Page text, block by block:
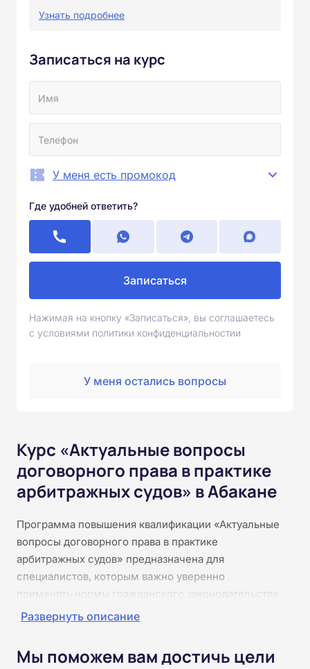
Узнать подробнее
Записаться на курс
У меня есть промокод
Где удобней ответить?
Записаться
Нажимая на кнопку «Записаться», вы соглашаетесь
с условиями политики конфиденциальностии
У меня остались вопросы
Курс «Актуальные вопросы
договорного права в практике
арбитражных судов» в Абакане
Программа повышения квалификации «Актуальные
вопросы договорного права в практике
арбитражных судов» предназначена для
специалистов, которым важно уверенно
применять нормы гражданского законодательства
с учётом актуальных подходов арбитражных судов.
прекращение договоров, ответственность сторон,
Развернуть описание
Мы поможем вам достичь цели